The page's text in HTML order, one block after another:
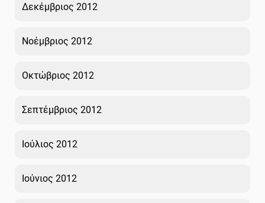
Δεκέμβριος 2012
Νοέμβριος 2012
Οκτώβριος 2012
Σεπτέμβριος 2012
Ιούλιος 2012
Ιούνιος 2012